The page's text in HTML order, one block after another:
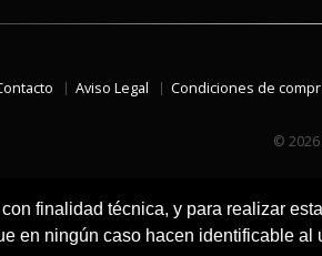
finalidad técnica, y para realizar
en ningún caso hacen identificable al
Aviso Legal Condiciones de
©